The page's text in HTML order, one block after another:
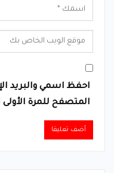
احفظ اسمي والبريد
المتصفح للمرة